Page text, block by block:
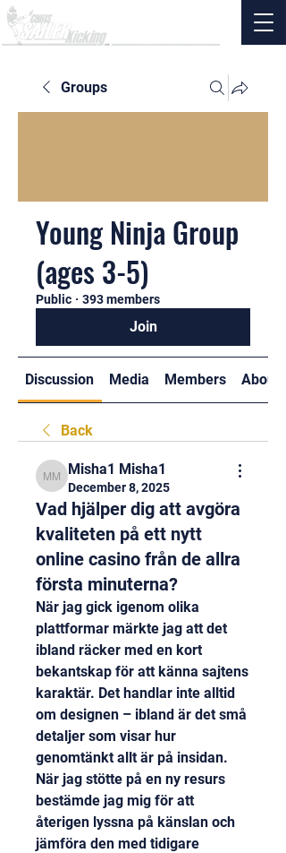
Groups
Young Ninja Group
(ages 3-5)
Public · 393 members
Join
Discussion Media Members About
Back
Misha1 Misha1
Misha1 Misha1
December 8, 2025
Vad hjälper dig att avgöra
kvaliteten på ett nytt
online casino från de allra
första minuterna?
När jag gick igenom olika
plattformar märkte jag att det
ibland räcker med en kort
bekantskap för att känna sajtens
karaktär. Det handlar inte alltid
om designen – ibland är det små
detaljer som visar hur
genomtänkt allt är på insidan.
När jag stötte på en ny resurs
bestämde jag mig för att
återigen lyssna på känslan och
jämföra den med tidigare